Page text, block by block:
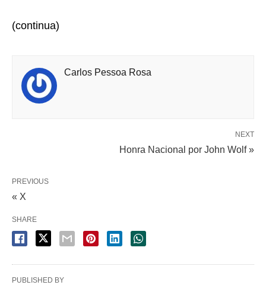
(continua)
Carlos Pessoa Rosa
NEXT
Honra Nacional por John Wolf »
PREVIOUS
« X
SHARE
PUBLISHED BY